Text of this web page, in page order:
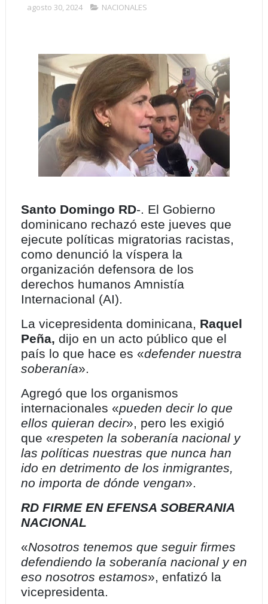
agosto 30, 2024 NACIONALES
Santo Domingo RD-. El Gobierno
dominicano rechazó este jueves que
ejecute políticas migratorias racistas,
como denunció la víspera la
organización defensora de los
derechos humanos Amnistía
Internacional (AI).
La vicepresidenta dominicana, Raquel
Peña, dijo en un acto público que el
país lo que hace es «defender nuestra
soberanía».
Agregó que los organismos
internacionales «pueden decir lo que
ellos quieran decir», pero les exigió
que «respeten la soberanía nacional y
las políticas nuestras que nunca han
ido en detrimento de los inmigrantes,
no importa de dónde vengan».
RD FIRME EN EFENSA SOBERANIA
NACIONAL
«Nosotros tenemos que seguir firmes
defendiendo la soberanía nacional y en
eso nosotros estamos», enfatizó la
vicepresidenta.